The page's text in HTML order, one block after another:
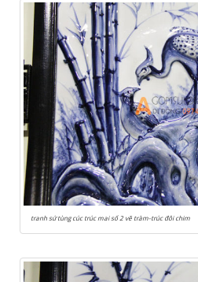
tranh sứ tùng cúc trúc mai số 2 vẽ tràm-trúc đôi chim